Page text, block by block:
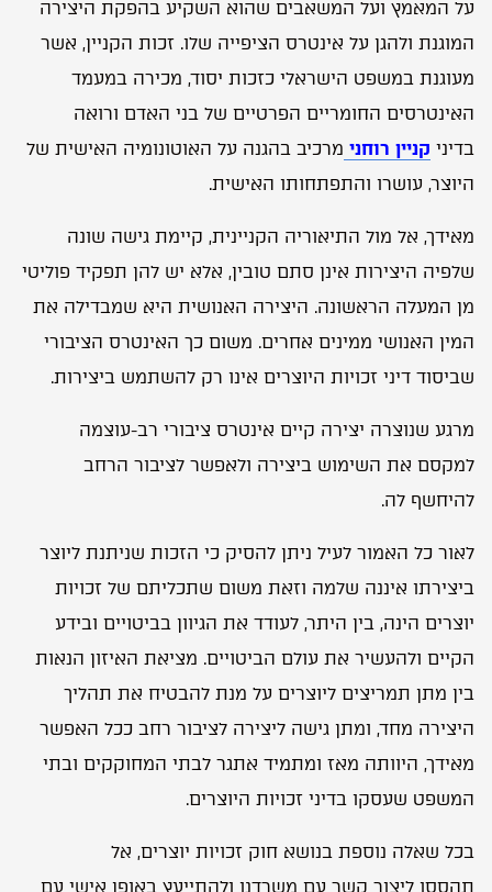
על המאמץ ועל המשאבים שהוא השקיע בהפקת היצירה
המוגנת ולהגן על אינטרס הציפייה שלו. זכות הקניין, אשר
מעוגנת במשפט הישראלי כזכות יסוד, מכירה במעמד
האינטרסים החומריים הפרטיים של בני האדם ורואה
בדיניקניין רוחני מרכיב בהגנה על האוטונומיה האישית של
היוצר, עושרו והתפתחותו האישית.
מאידך, אל מול התיאוריה הקניינית, קיימת גישה שונה
שלפיה היצירות אינן סתם טובין, אלא יש להן תפקיד פוליטי
מן המעלה הראשונה. היצירה האנושית היא שמבדילה את
המין האנושי ממינים אחרים. משום כך האינטרס הציבורי
שביסוד דיני זכויות היוצרים אינו רק להשתמש ביצירות.
מרגע שנוצרה יצירה קיים אינטרס ציבורי רב-עוצמה
למקסם את השימוש ביצירה ולאפשר לציבור הרחב
להיחשף לה.
לאור כל האמור לעיל ניתן להסיק כי הזכות שניתנת ליוצר
ביצירתו איננה שלמה וזאת משום שתכליתם של זכויות
יוצרים הינה, בין היתר, לעודד את הגיוון בביטויים ובידע
הקיים ולהעשיר את עולם הביטויים. מציאת האיזון הנאות
בין מתן תמריצים ליוצרים על מנת להבטיח את תהליך
היצירה מחד, ומתן גישה ליצירה לציבור רחב ככל האפשר
מאידך, היוותה מאז ומתמיד אתגר לבתי המחוקקים ובתי
המשפט שעסקו בדיני זכויות היוצרים.
בכל שאלה נוספת בנושא חוק זכויות יוצרים, אל
תהססו ליצור קשר עם משרדנו ולהתייעץ באופן אישי עם